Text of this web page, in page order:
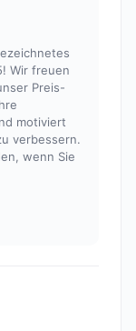
Wir freuen
Preis-
motiviert
verbessern.
wenn Sie